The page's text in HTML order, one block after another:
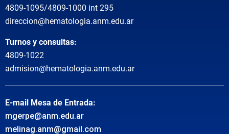
4809-1095/4809-1000 int 295
direccion@hematologia.anm.edu.ar
Turnos y consultas:
4809-1022
admision@hematologia.anm.edu.ar
E-mail Mesa de Entrada:
mgerpe@anm.edu.ar
melinag.anm@gmail.com